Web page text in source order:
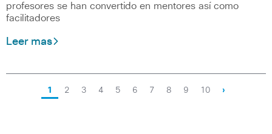
profesores se han convertido en mentores así como
facilitadores
Leer mas
1 2 3 4 5 6 7 8 9 10 ›